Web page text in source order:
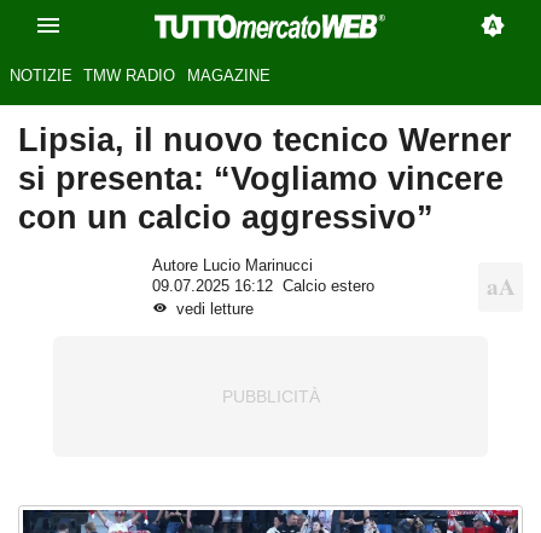
NOTIZIE TMW RADIO MAGAZINE
Lipsia, il nuovo tecnico Werner
si presenta: “Vogliamo vincere
con un calcio aggressivo”
Autore Lucio Marinucci
09.07.2025 16:12
Calcio estero
vedi letture